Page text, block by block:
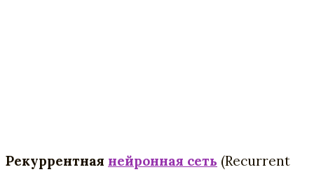
Рекуррентная нейронная сеть (Recurrent